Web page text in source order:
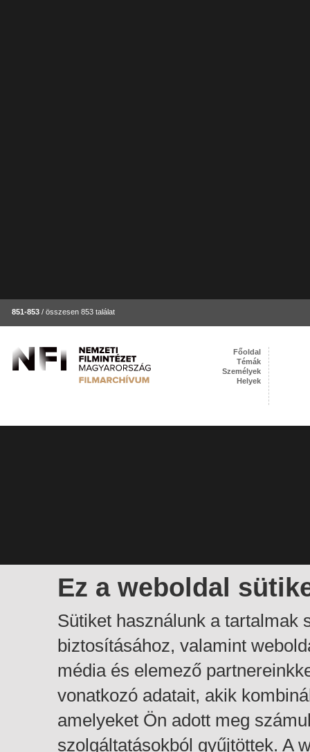
851-853 / összesen 853 találat
Ez a weboldal
Sütiket használunk a tartalmak
biztosításához, valamint
média és elemező
vonatkozó adatait, akik
amelyeket Ön adott meg
szolgáltatásokból gyűjtöttek. A
Főoldal
Témák
Személyek
Helyek